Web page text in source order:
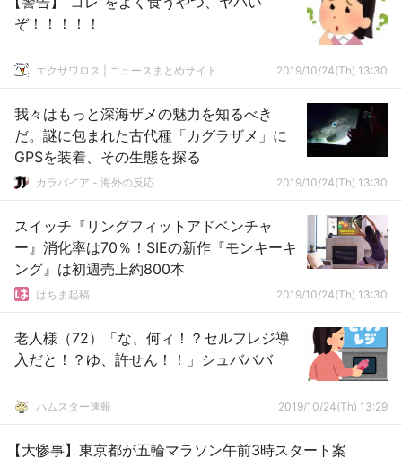
ぞ！！！！！
エクサワロス | ニュースまとめサイト 2019/10/24(Th) 13:30
我々はもっと深海ザメの魅力を知るべき
だ。謎に包まれた古代種「カグラザメ」に
GPSを装着、その生態を探る
カラパイア - 海外の反応 2019/10/24(Th) 13:30
スイッチ『リングフィットアドベンチャ
ー』消化率は70％！SIEの新作『モンキーキ
ング』は初週売上約800本
はちま起稿 2019/10/24(Th) 13:30
老人様（72）「な、何ィ！？セルフレジ導
入だと！？ゆ、許せん！！」シュバババ
ハムスター速報 2019/10/24(Th) 13:29
【大惨事】東京都が五輪マラソン午前3時スタート案